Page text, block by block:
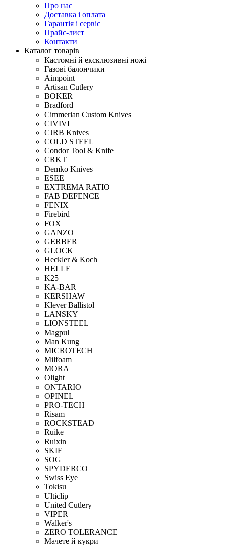
Про нас
Доставка і оплата
Гарантія і сервіс
Прайс-лист
Контакти
Каталог товарів
Кастомні й ексклюзивні ножі
Газові балончики
Aimpoint
Artisan Cutlery
BOKER
Bradford
Cimmerian Custom Knives
CIVIVI
CJRB Knives
COLD STEEL
Condor Tool & Knife
CRKT
Demko Knives
ESEE
EXTREMA RATIO
FAB DEFENCE
FENIX
Firebird
FOX
GANZO
GERBER
GLOCK
Heckler & Koch
HELLE
K25
KA-BAR
KERSHAW
Klever Ballistol
LANSKY
LIONSTEEL
Magpul
Man Kung
MICROTECH
Milfoam
MORA
Olight
ONTARIO
OPINEL
PRO-TECH
Risam
ROCKSTEAD
Ruike
Ruixin
SKIF
SOG
SPYDERCO
Swiss Eye
Tokisu
Ulticlip
United Cutlery
VIPER
Walker's
ZERO TOLERANCE
Мачете й кукри